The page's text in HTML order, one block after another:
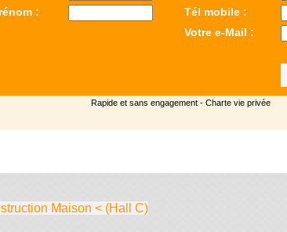
:
Tél mobile :
Votre e-Mail :
Rapide et sans engagement - Charte vie privée
Maison < (Hall C)